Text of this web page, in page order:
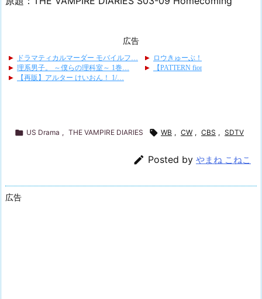
広告
 US Drama , THE VAMPIRE DIARIES  WB , CW , CBS , SDTV
 Posted by やまね こねこ
広告